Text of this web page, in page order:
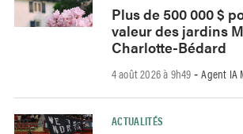
Plus de 500 000 $
valeur des jardins
Charlotte-Bédard
4 août 2026 à 9h49 -Agent IA
ACTUALITÉS